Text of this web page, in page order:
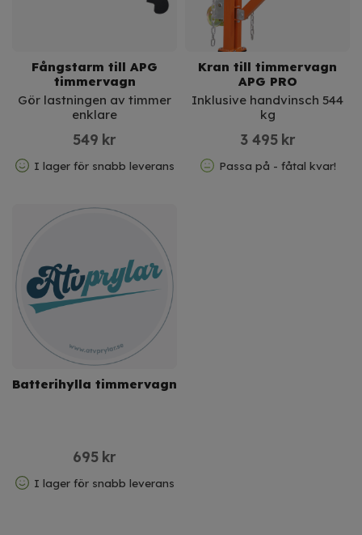
Fångstarm till APG
timmervagn
Gör lastningen av timmer
enklare
549 kr
I lager för snabb leverans
Kran till timmervagn
APG PRO
Inklusive handvinsch 544
kg
3 495 kr
Passa på - fåtal kvar!
Batterihylla timmervagn
695 kr
I lager för snabb leverans